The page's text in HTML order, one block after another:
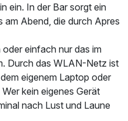
B
ein. In der Bar sorgt ein
Abend, die durch Apres
einfach nur das im
Durch das WLAN-Netz ist
eigenem Laptop oder
kein eigenes Gerät
nach Lust und Laune